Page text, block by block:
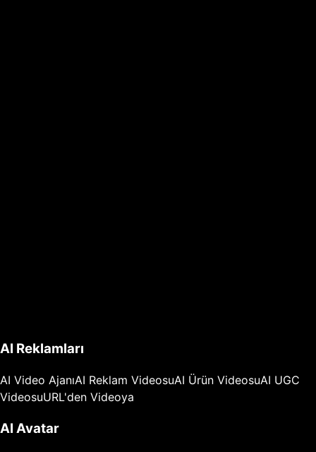
AI Reklamları
AI Video AjanıAI Reklam VideosuAI Ürün VideosuAI UGC
VideosuURL'den Videoya
AI Avatar